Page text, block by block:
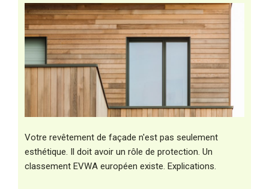
Votre revêtement de façade n'est pas seulement
esthétique. Il doit avoir un rôle de protection. Un
classement EVWA européen existe. Explications.